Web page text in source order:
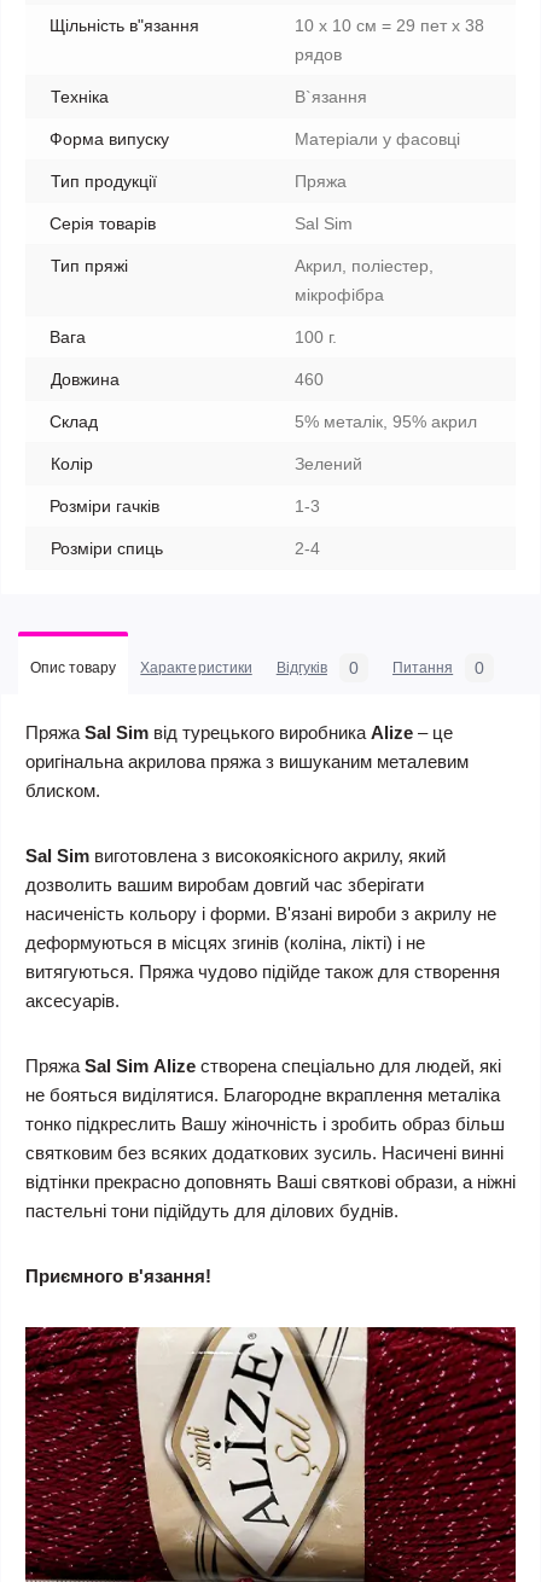
Щільність в"язання
10 х 10 см = 29 пет х 38
рядов
Техніка В`язання
Форма випуску Матеріали у фасовці
Тип продукції Пряжа
Серія товарів Sal Sim
Тип пряжі
Акрил, поліестер,
мікрофібра
Вага 100 г.
Довжина 460
Склад 5% металік, 95% акрил
Колір Зелений
Розміри гачків 1-3
Розміри спиць 2-4
Опис товару Характеристики Відгуків 0 Питання 0
Пряжа Sal Sim від турецького виробника Alize – це
оригінальна акрилова пряжа з вишуканим металевим
блиском.
Sal Sim виготовлена з високоякісного акрилу, який
дозволить вашим виробам довгий час зберігати
насиченість кольору і форми. В'язані вироби з акрилу не
деформуються в місцях згинів (коліна, лікті) і не
витягуються. Пряжа чудово підійде також для створення
аксесуарів.
Пряжа Sal Sim Alize створена спеціально для людей, які
не бояться виділятися. Благородне вкраплення металіка
тонко підкреслить Вашу жіночність і зробить образ більш
святковим без всяких додаткових зусиль. Насичені винні
відтінки прекрасно доповнять Ваші святкові образи, а ніжні
пастельні тони підійдуть для ділових буднів.
Приємного в'язання!